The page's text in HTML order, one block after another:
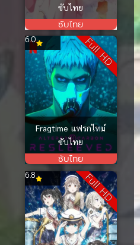
ซับไทย
ซับไทย
Full HD
Fragtime แฟรกไทม์
ซับไทย
ซับไทย
6.0
Full HD
6.8